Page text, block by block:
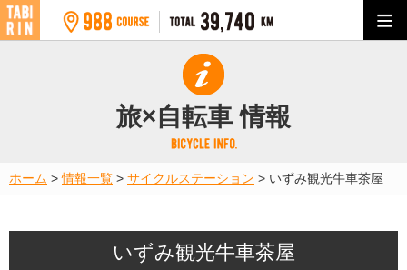
旅×自転車 情報
ホーム >情報一覧 > サイクルステーション > いずみ観光牛車茶屋
いずみ観光牛車茶屋